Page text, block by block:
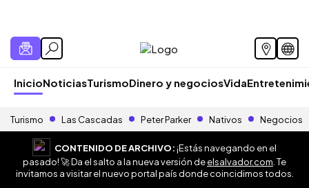
InicioNoticiasTurismoDinero y negociosVida
Turismo Las Cascadas Peter Parker Nativos Negocios
CONTENIDO DE ARCHIVO:¡Estás navegando en el
pasado! 🚀 Da el salto a la nueva versión deelsalvador.com . Te
invitamos a visitar el nuevo portal país donde coincidimos todos.